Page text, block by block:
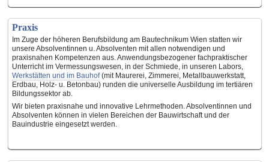
Praxis
Im Zuge der höheren Berufsbildung am Bautechnikum Wien statten wir
unsere Absolventinnen u. Absolventen mit allen notwendigen und
praxisnahen Kompetenzen aus. Anwendungsbezogener fachpraktischer
Unterricht im Vermessungswesen, in der Schmiede, in unseren Labors,
Werkstätten und im Bauhof(mit Maurerei, Zimmerei, Metallbauwerkstatt,
Erdbau, Holz- u. Betonbau) runden die universelle Ausbildung im tertiären
Bildungssektor ab.
Wir bieten praxisnahe und innovative Lehrmethoden. Absolventinnen und
Absolventen können in vielen Bereichen der Bauwirtschaft und der
Bauindustrie eingesetzt werden.